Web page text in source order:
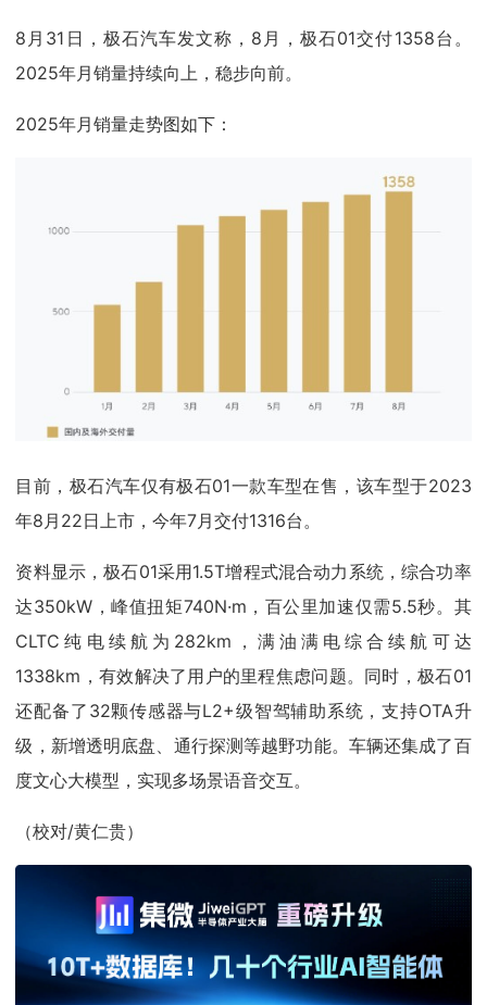
8月31日，极石汽车发文称，8月，极石01交付1358台。
2025年月销量持续向上，稳步向前。
2025年月销量走势图如下：
目前，极石汽车仅有极石01一款车型在售，该车型于2023
年8月22日上市，今年7月交付1316台。
资料显示，极石01采用1.5T增程式混合动力系统，综合功率
达350kW，峰值扭矩740N·m，百公里加速仅需5.5秒。其
CLTC纯电续航为282km，满油满电综合续航可达
1338km，有效解决了用户的里程焦虑问题。同时，极石01
还配备了32颗传感器与L2+级智驾辅助系统，支持OTA升
级，新增透明底盘、通行探测等越野功能。车辆还集成了百
度文心大模型，实现多场景语音交互。
（校对/黄仁贵）